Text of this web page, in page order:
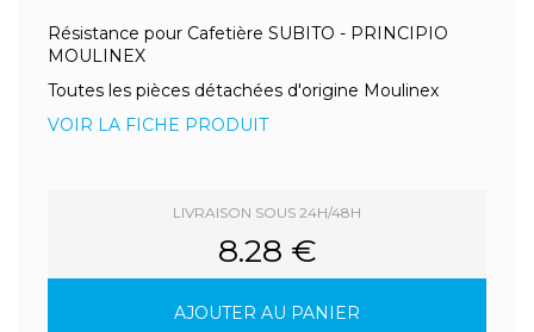
Résistance pour Cafetière SUBITO - PRINCIPIO
MOULINEX
Toutes les pièces détachées d'origine Moulinex
VOIR LA FICHE PRODUIT
LIVRAISON SOUS 24H/48H
8.28 €
AJOUTER AU PANIER